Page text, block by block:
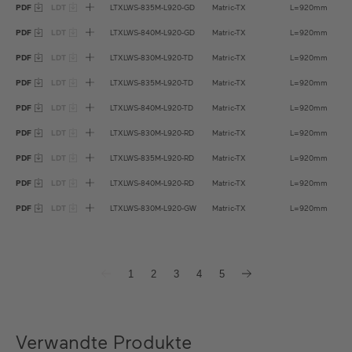
PDF LDT LTXLWS-835M-L920-GD Matric-TX L=920mm
PDF LDT LTXLWS-840M-L920-GD Matric-TX L=920mm
PDF LDT LTXLWS-830M-L920-TD Matric-TX L=920mm
PDF LDT LTXLWS-835M-L920-TD Matric-TX L=920mm
PDF LDT LTXLWS-840M-L920-TD Matric-TX L=920mm
PDF LDT LTXLWS-830M-L920-RD Matric-TX L=920mm
PDF LDT LTXLWS-835M-L920-RD Matric-TX L=920mm
PDF LDT LTXLWS-840M-L920-RD Matric-TX L=920mm
PDF LDT LTXLWS-830M-L920-GW Matric-TX L=920mm
1 2 3 4 5
Verwandte Produkte